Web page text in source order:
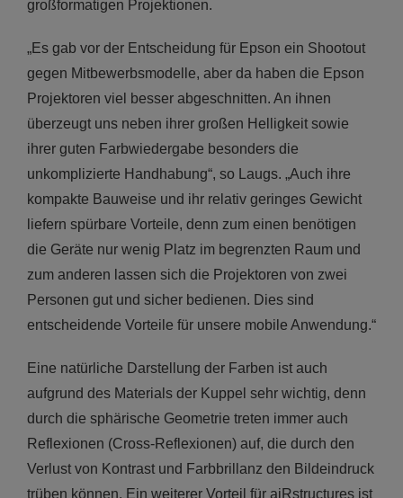
großformatigen Projektionen.
„Es gab vor der Entscheidung für Epson ein Shootout
gegen Mitbewerbsmodelle, aber da haben die Epson
Projektoren viel besser abgeschnitten. An ihnen
überzeugt uns neben ihrer großen Helligkeit sowie
ihrer guten Farbwiedergabe besonders die
unkomplizierte Handhabung“, so Laugs. „Auch ihre
kompakte Bauweise und ihr relativ geringes Gewicht
liefern spürbare Vorteile, denn zum einen benötigen
die Geräte nur wenig Platz im begrenzten Raum und
zum anderen lassen sich die Projektoren von zwei
Personen gut und sicher bedienen. Dies sind
entscheidende Vorteile für unsere mobile Anwendung.“
Eine natürliche Darstellung der Farben ist auch
aufgrund des Materials der Kuppel sehr wichtig, denn
durch die sphärische Geometrie treten immer auch
Reflexionen (Cross-Reflexionen) auf, die durch den
Verlust von Kontrast und Farbbrillanz den Bildeindruck
trüben können. Ein weiterer Vorteil für aiRstructures ist